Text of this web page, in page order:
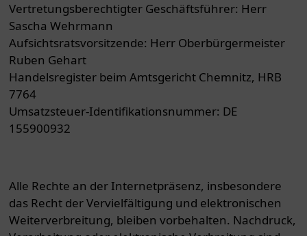
Vertretungsberechtigter Geschäftsführer: Herr
Sascha Wehrmann
Aufsichtsratsvorsitzende: Herr Oberbürgermeister
Ruben Gehart
Handelsregister beim Amtsgericht Chemnitz, HRB
7764
Umsatzsteuer-Identifikationsnummer: DE
155900932
Alle Rechte an der Internetpräsenz, insbesondere
das Recht der Vervielfältigung und elektronischen
Weiterverbreitung, bleiben vorbehalten. Nachdruck,